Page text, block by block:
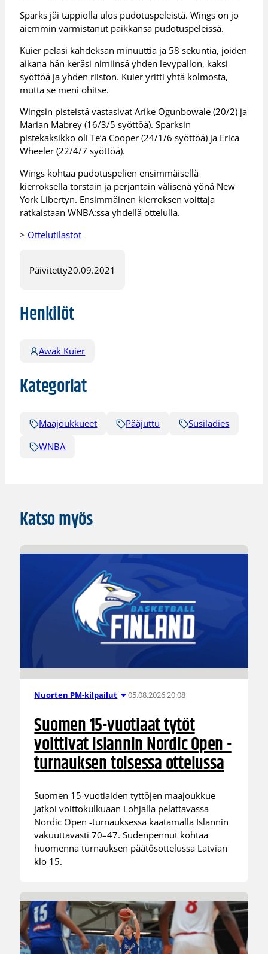
Sparks jäi tappiolla ulos pudotuspeleistä. Wings on jo
aiemmin varmistanut paikkansa pudotuspeleissä.
Kuier pelasi kahdeksan minuuttia ja 58 sekuntia, joiden
aikana hän keräsi nimiinsä yhden levypallon, kaksi
syöttöä ja yhden riiston. Kuier yritti yhtä kolmosta,
mutta se meni ohitse.
Wingsin pisteistä vastasivat Arike Ogunbowale (20/2) ja
Marian Mabrey (16/3/5 syöttöä). Sparksin
pistekaksikko oli Te’a Cooper (24/1/6 syöttöä) ja Erica
Wheeler (22/4/7 syöttöä).
Wings kohtaa pudotuspelien ensimmäisellä
kierroksella torstain ja perjantain välisenä yönä New
York Libertyn. Ensimmäinen kierroksen voittaja
ratkaistaan WNBA:ssa yhdellä ottelulla.
> Ottelutilastot
Päivitetty20.09.2021
Henkilöt
Awak Kuier
Kategoriat
Maajoukkueet Pääjuttu
Susiladies
WNBA
Katso myös
Nuorten PM-kilpailut 05.08.2026 20:08
Suomen 15-vuotiaat tytöt
voittivat Islannin Nordic Open -
turnauksen toisessa ottelussa
Suomen 15-vuotiaiden tyttöjen maajoukkue
jatkoi voittokulkuaan Lohjalla pelattavassa
Nordic Open -turnauksessa kaatamalla Islannin
vakuuttavasti 70–47. Sudenpennut kohtaa
huomenna turnauksen päätösottelussa Latvian
klo 15.